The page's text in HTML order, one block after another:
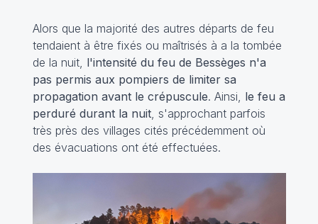
Alors que la majorité des autres départs de feu
tendaient à être fixés ou maîtrisés à a la tombée
de la nuit, l'intensité du feu de Bessèges n'a
pas permis aux pompiers de limiter sa
propagation avant le crépuscule. Ainsi, le feu a
perduré durant la nuit, s'approchant parfois
très près des villages cités précédemment où
des évacuations ont été effectuées.